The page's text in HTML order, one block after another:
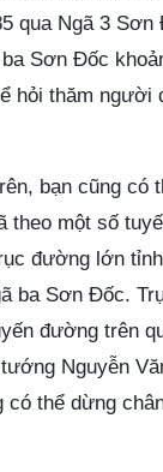
qua Ngã 3
Sơn Đốc
hỏi thăm người
bạn cũng có
theo một số
đường lớn
ba Sơn Đốc.
đường trên
Nguyễn
có thể dừng